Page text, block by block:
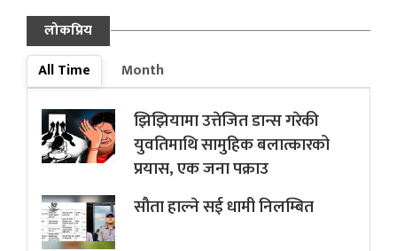
लोकप्रिय
All Time
Month
झिझियामा उत्तेजित डान्स गरेकी
युवतिमाथि सामुहिक बलात्कारको
प्रयास, एक जना पक्राउ
सौता हाल्ने सई धामी निलम्बित